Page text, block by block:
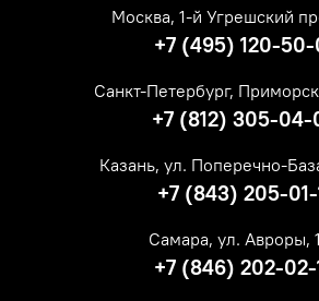
Москва, 1-й Угрешский
+7 (495) 120-50-
Санкт-Петербург,
+7 (812) 305-04-
Казань, ул. Поперечно-
+7 (843) 205-01-
Самара, ул. Авроры,
+7 (846) 202-02-